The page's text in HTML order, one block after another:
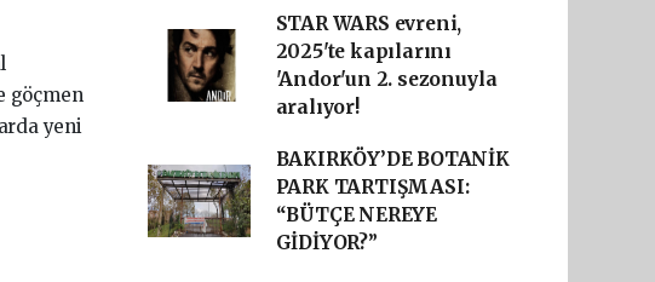
göçmen
yeni
STAR WARS evreni,
2025'te kapılarını
'Andor'un 2. sezonuyla
aralıyor!
BAKIRKÖY’DE BOTANİK
PARK TARTIŞMASI:
“BÜTÇE NEREYE
GİDİYOR?”